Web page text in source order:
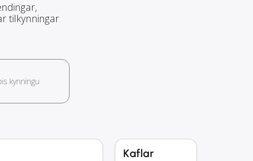
tilkynningar
kynningu
Kaflar